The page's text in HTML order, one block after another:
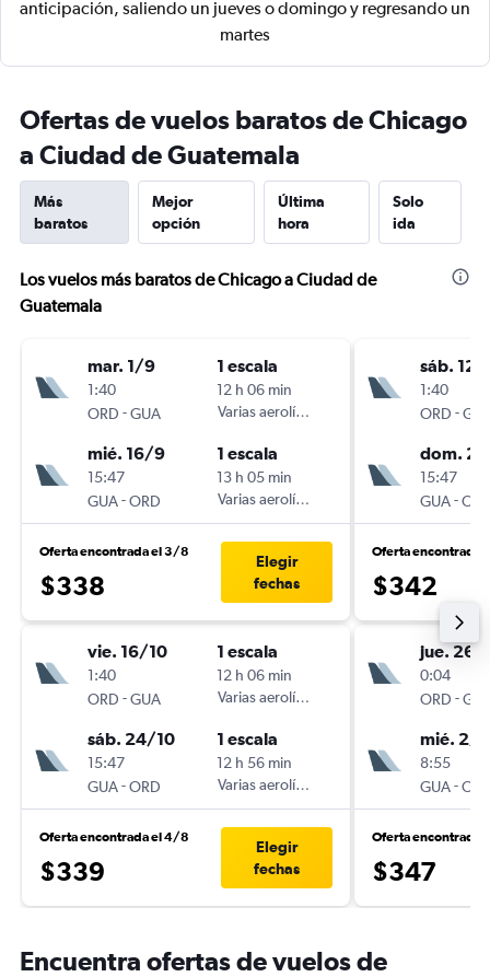
anticipación, saliendo un jueves o domingo y regresando un
martes
Ofertas de vuelos baratos de Chicago
a Ciudad de Guatemala
Más
baratos
Mejor
opción
Última
hora
Solo
ida
Los vuelos más baratos de Chicago a Ciudad de
Guatemala
mar. 1/9
1:40
ORD -GUA
1 escala
12 h 06 min
Varias aerolíneas
mié. 16/9
15:47
GUA-ORD
1 escala
13 h 05 min
Varias aerolíneas
Oferta encontrada el 3/8
$338
Elegir
fechas
vie. 16/10
1:40
ORD -GUA
1 escala
12 h 06 min
Varias aerolíneas
sáb. 24/10
15:47
GUA-ORD
1 escala
12 h 56 min
Varias aerolíneas
Oferta encontrada el 4/8
$339
Elegir
fechas
sáb. 12/
1:40
ORD -
dom.
15:47
GUA-
Oferta encontrada
$342
jue. 26/
0:04
ORD -
mié. 2/
8:55
GUA-
Oferta encontrada
$347
Encuentra ofertas de vuelos de